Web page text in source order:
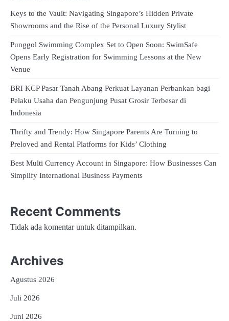
Keys to the Vault: Navigating Singapore’s Hidden Private
Showrooms and the Rise of the Personal Luxury Stylist
Punggol Swimming Complex Set to Open Soon: SwimSafe
Opens Early Registration for Swimming Lessons at the New
Venue
BRI KCP Pasar Tanah Abang Perkuat Layanan Perbankan bagi
Pelaku Usaha dan Pengunjung Pusat Grosir Terbesar di
Indonesia
Thrifty and Trendy: How Singapore Parents Are Turning to
Preloved and Rental Platforms for Kids’ Clothing
Best Multi Currency Account in Singapore: How Businesses Can
Simplify International Business Payments
Recent Comments
Tidak ada komentar untuk ditampilkan.
Archives
Agustus 2026
Juli 2026
Juni 2026